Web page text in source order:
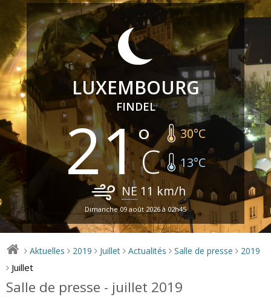
LUXEMBOURG
FINDEL
21 30°C
13°C
NE 11 km/h
Dimanche 09 août 2026 à 02h45
> Aktuelles > 2019 > Juillet > Actualités > Salle de presse > 2019
> Juillet
Salle de presse - juillet 2019